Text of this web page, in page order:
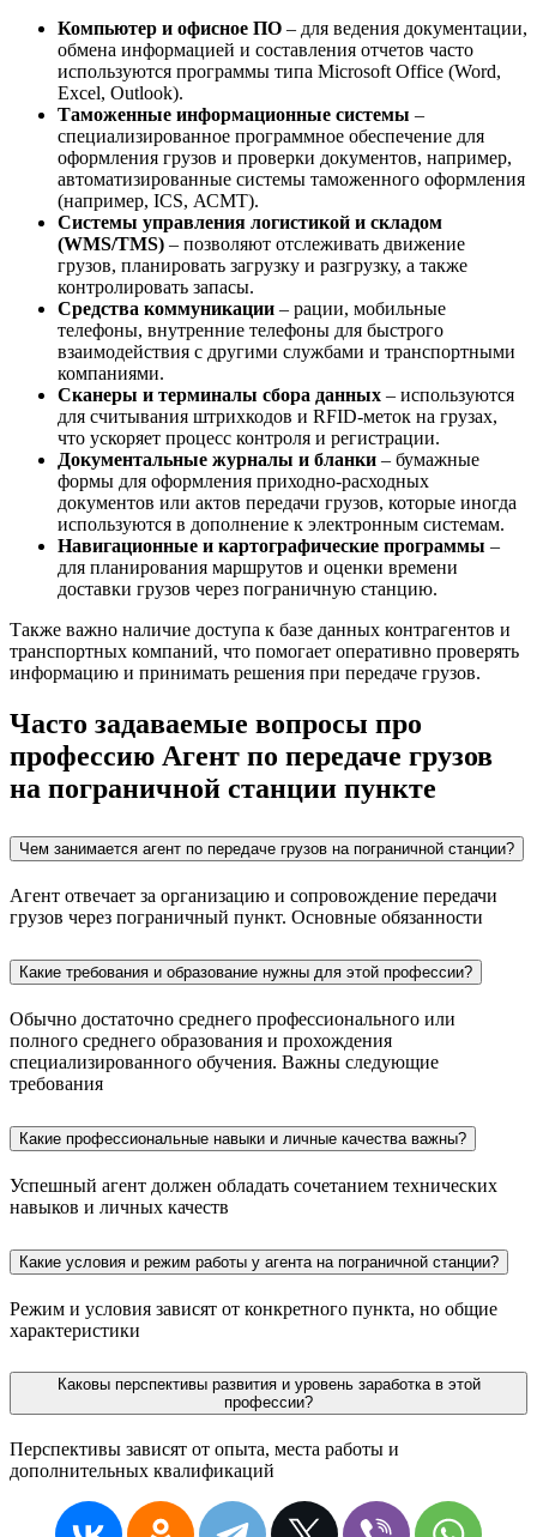
Компьютер и офисное ПО – для ведения документации,
обмена информацией и составления отчетов часто
используются программы типа Microsoft Office (Word,
Excel, Outlook).
Таможенные информационные системы –
специализированное программное обеспечение для
оформления грузов и проверки документов, например,
автоматизированные системы таможенного оформления
(например, ICS, АСМТ).
Системы управления логистикой и складом
(WMS/TMS) – позволяют отслеживать движение
грузов, планировать загрузку и разгрузку, а также
контролировать запасы.
Средства коммуникации – рации, мобильные
телефоны, внутренние телефоны для быстрого
взаимодействия с другими службами и транспортными
компаниями.
Сканеры и терминалы сбора данных – используются
для считывания штрихкодов и RFID-меток на грузах,
что ускоряет процесс контроля и регистрации.
Документальные журналы и бланки – бумажные
формы для оформления приходно-расходных
документов или актов передачи грузов, которые иногда
используются в дополнение к электронным системам.
Навигационные и картографические программы –
для планирования маршрутов и оценки времени
доставки грузов через пограничную станцию.
Также важно наличие доступа к базе данных контрагентов и
транспортных компаний, что помогает оперативно проверять
информацию и принимать решения при передаче грузов.
Часто задаваемые вопросы про
профессию Агент по передаче грузов
на пограничной станции пункте
Чем занимается агент по передаче грузов на пограничной станции?
Агент отвечает за организацию и сопровождение передачи
грузов через пограничный пункт. Основные обязанности
Какие требования и образование нужны для этой профессии?
Обычно достаточно среднего профессионального или
полного среднего образования и прохождения
специализированного обучения. Важны следующие
требования
Какие профессиональные навыки и личные качества важны?
Успешный агент должен обладать сочетанием технических
навыков и личных качеств
Какие условия и режим работы у агента на пограничной станции?
Режим и условия зависят от конкретного пункта, но общие
характеристики
Каковы перспективы развития и уровень заработка в этой
профессии?
Перспективы зависят от опыта, места работы и
дополнительных квалификаций